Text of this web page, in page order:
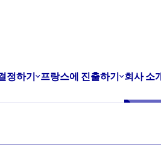
정하기 프랑스에 진출하기 회사 소